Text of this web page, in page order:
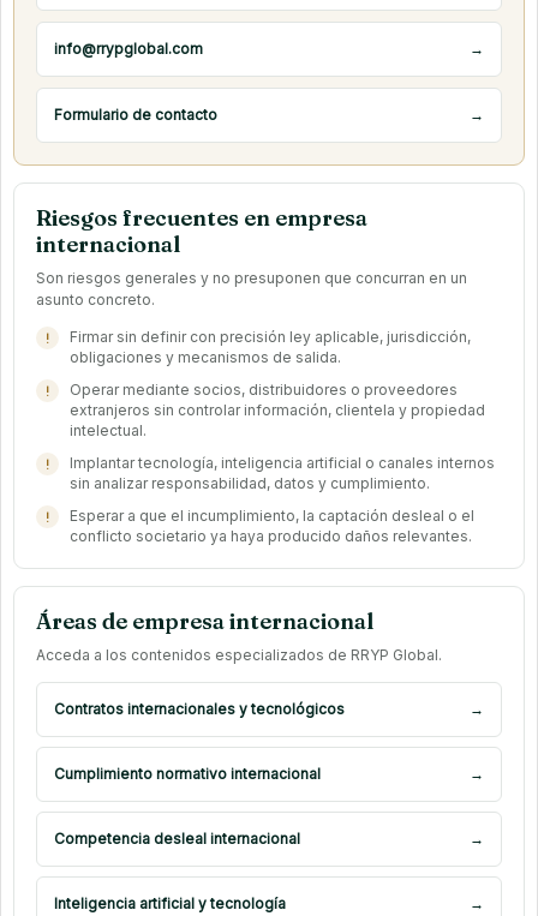
info@rrypglobal.com →
Formulario de contacto →
Riesgos frecuentes en empresa
internacional
Son riesgos generales y no presuponen que concurran en un
asunto concreto.
Firmar sin definir con precisión ley aplicable, jurisdicción,
obligaciones y mecanismos de salida.
Operar mediante socios, distribuidores o proveedores
extranjeros sin controlar información, clientela y propiedad
intelectual.
Implantar tecnología, inteligencia artificial o canales internos
sin analizar responsabilidad, datos y cumplimiento.
Esperar a que el incumplimiento, la captación desleal o el
conflicto societario ya haya producido daños relevantes.
Áreas de empresa internacional
Acceda a los contenidos especializados de RRYP Global.
Contratos internacionales y tecnológicos →
Cumplimiento normativo internacional →
Competencia desleal internacional →
Inteligencia artificial y tecnología →